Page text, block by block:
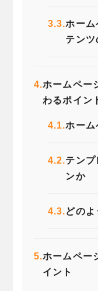
3.3.ホーム
テンツ
4.ホームペー
わるポイン
4.1.ホーム
4.2.テンプ
ンか
4.3.どの
5.ホームペー
イント